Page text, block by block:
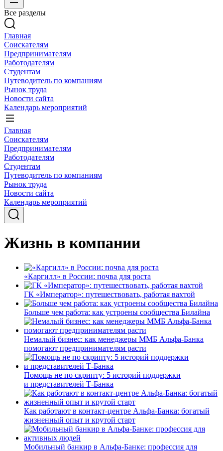
Все разделы
Главная
Соискателям
Предпринимателям
Работодателям
Студентам
Путеводитель по компаниям
Рынок труда
Новости сайта
Календарь мероприятий
Главная
Соискателям
Предпринимателям
Работодателям
Студентам
Путеводитель по компаниям
Рынок труда
Новости сайта
Календарь мероприятий
Жизнь в компании
«Каргилл» в России: почва для роста
ГК «Император»: путешествовать, работая вахтой
Больше чем работа: как устроены сообщества Билайна
Немалый бизнес: как менеджеры ММБ Альфа-Банка
помогают предпринимателям расти
Помощь не по скрипту: 5 историй поддержки
и представителей Т-Банка
Как работают в контакт-центре Альфа-Банка: богатый
жизненный опыт и крутой старт
Мобильный банкир в Альфа-Банке: профессия для